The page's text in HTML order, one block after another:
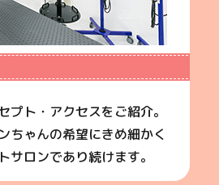
プト・アクセスをご紹介。
ちゃんの希望にきめ細かく
サロンであり続けます。